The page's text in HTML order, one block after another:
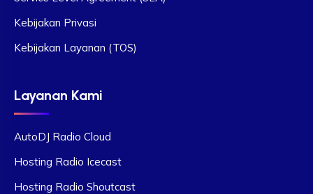
Kebijakan Privasi
Kebijakan Layanan (TOS)
Layanan Kami
AutoDJ Radio Cloud
Hosting Radio Icecast
Hosting Radio Shoutcast